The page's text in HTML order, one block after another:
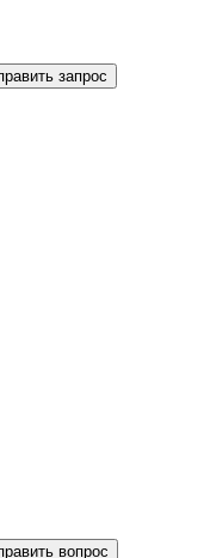
запрос
вопрос